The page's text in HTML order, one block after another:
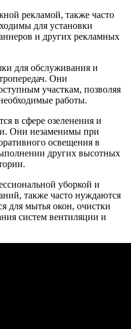
рекламой, также часто
для установки
и других рекламных
для обслуживания и
Они
участкам, позволяя
работы.
в сфере озеленения и
Они незаменимы при
освещения в
других высотных
уборкой и
также часто нуждаются
для мытья окон, очистки
систем вентиляции и